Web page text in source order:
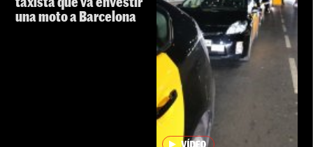
una moto a Barcelona